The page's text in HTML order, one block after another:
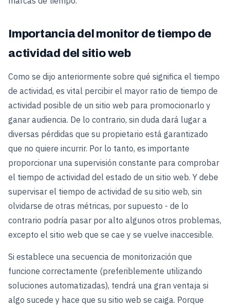
Importancia del monitor de tiempo de
actividad del sitio web
Como se dijo anteriormente sobre qué significa el tiempo
de actividad, es vital percibir el mayor ratio de tiempo de
actividad posible de un sitio web para promocionarlo y
ganar audiencia. De lo contrario, sin duda dará lugar a
diversas pérdidas que su propietario está garantizado
que no quiere incurrir. Por lo tanto, es importante
proporcionar una supervisión constante para comprobar
el tiempo de actividad del estado de un sitio web. Y debe
supervisar el tiempo de actividad de su sitio web, sin
olvidarse de otras métricas, por supuesto - de lo
contrario podría pasar por alto algunos otros problemas,
excepto el sitio web que se cae y se vuelve inaccesible.
Si establece una secuencia de monitorización que
funcione correctamente (preferiblemente utilizando
soluciones automatizadas), tendrá una gran ventaja si
algo sucede y hace que su sitio web se caiga. Porque